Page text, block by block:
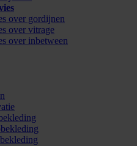
over gordijnen
over vitrage
over inbetween